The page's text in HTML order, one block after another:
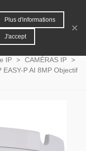
0 MENU
IP > CAMÉRAS IP >
P AI 8MP Objectif
Plus d'informations
J'accept
×